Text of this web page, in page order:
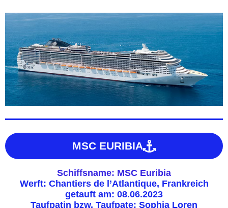
MSC EURIBIA
Schiffsname: MSC Euribia
Werft: Chantiers de l’Atlantique, Frankreich
getauft am: 08.06.2023
Taufpatin bzw. Taufpate: Sophia Loren